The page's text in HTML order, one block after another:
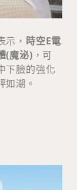
示， 時空E電
(魔泌) ，可
下臉的強化
如潮。